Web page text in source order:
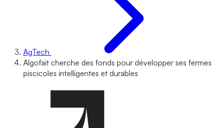
AgTech
Algofait cherche des fonds pour développer ses fermes
piscicoles intelligentes et durables